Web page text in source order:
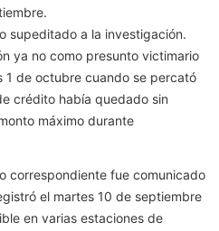
supeditado a la investigación.
ya no como presunto victimario
1 de octubre cuando se percató
crédito había quedado sin
máximo durante
correspondiente fue comunicado
el martes 10 de septiembre
en varias estaciones de